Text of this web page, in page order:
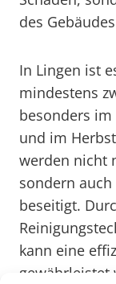
des
In Lingen ist
mindestens
besonders
und im
werden nicht
sondern
beseitigt.
kann eine
gewährleistet